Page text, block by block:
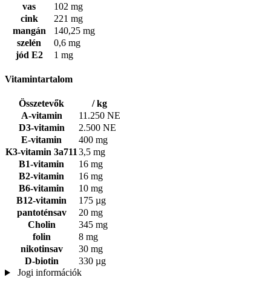
vas
102 mg
cink
221 mg
mangán
140,25 mg
szelén
0,6 mg
jód E2
1 mg
Vitamintartalom
Összetevők
/ kg
A-vitamin
11.250 NE
D3-vitamin
2.500 NE
E-vitamin
400 mg
K3-vitamin 3a711 3,5 mg
B1-vitamin
16 mg
B2-vitamin
16 mg
B6-vitamin
10 mg
B12-vitamin
175 µg
pantoténsav
20 mg
Cholin
345 mg
folin
8 mg
nikotinsav
30 mg
D-biotin
330 µg
Jogi információk